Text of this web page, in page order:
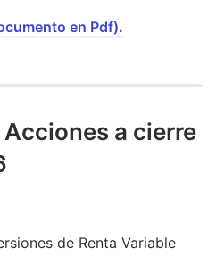
en Pdf).
a cierre
de Renta Variable